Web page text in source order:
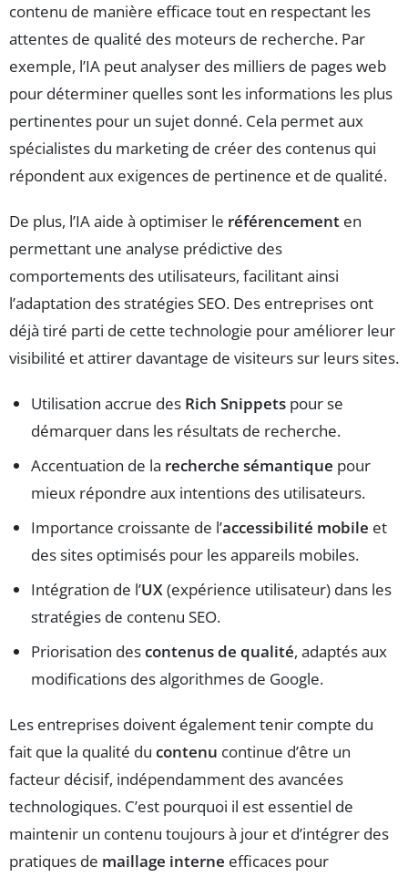
contenu de manière efficace tout en respectant les
attentes de qualité des moteurs de recherche. Par
exemple, l’IA peut analyser des milliers de pages web
pour déterminer quelles sont les informations les plus
pertinentes pour un sujet donné. Cela permet aux
spécialistes du marketing de créer des contenus qui
répondent aux exigences de pertinence et de qualité.
De plus, l’IA aide à optimiser le référencement en
permettant une analyse prédictive des
comportements des utilisateurs, facilitant ainsi
l’adaptation des stratégies SEO. Des entreprises ont
déjà tiré parti de cette technologie pour améliorer leur
visibilité et attirer davantage de visiteurs sur leurs sites.
Utilisation accrue des Rich Snippets pour se
démarquer dans les résultats de recherche.
Accentuation de la recherche sémantique pour
mieux répondre aux intentions des utilisateurs.
Importance croissante de l’accessibilité mobile et
des sites optimisés pour les appareils mobiles.
Intégration de l’UX(expérience utilisateur) dans les
stratégies de contenu SEO.
Priorisation descontenus de qualité, adaptés aux
modifications des algorithmes de Google.
Les entreprises doivent également tenir compte du
fait que la qualité du contenu continue d’être un
facteur décisif, indépendamment des avancées
technologiques. C’est pourquoi il est essentiel de
maintenir un contenu toujours à jour et d’intégrer des
pratiques de maillage interne efficaces pour